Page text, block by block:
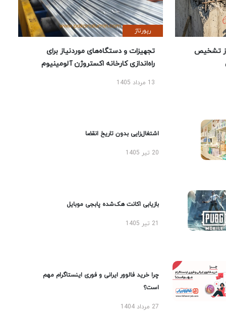
تشخیص
رپورتاژ
تجهیزات و دستگاه‌های موردنیاز برای
راه‌اندازی کارخانه اکستروژن آلومینیوم
13 مرداد 1405
اشتغال‌زایی بدون تاریخ انقضا
20 تیر 1405
بازیابی اکانت هک‌شده پابجی موبایل
چرا خرید فالوور ایرانی و فوری اینستاگرام مهم
است؟
27 مرداد 1404